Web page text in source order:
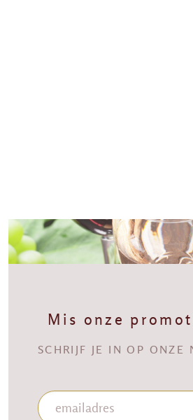
Mis onze
SCHRIJF JE IN OP ONZE